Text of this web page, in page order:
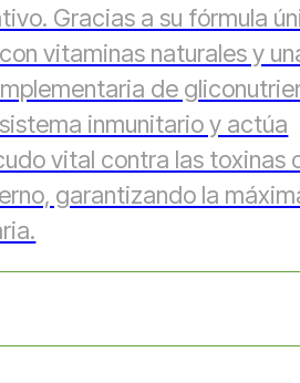
Gracias a su fórmula
vitaminas naturales y
de
inmunitario y actúa
vital contra las toxinas
garantizando la